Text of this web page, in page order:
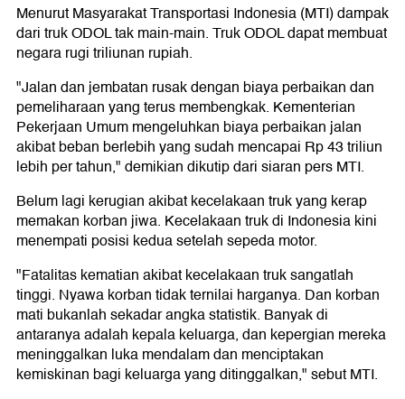
Menurut Masyarakat Transportasi Indonesia (MTI) dampak
dari truk ODOL tak main-main. Truk ODOL dapat membuat
negara rugi triliunan rupiah.
"Jalan dan jembatan rusak dengan biaya perbaikan dan
pemeliharaan yang terus membengkak. Kementerian
Pekerjaan Umum mengeluhkan biaya perbaikan jalan
akibat beban berlebih yang sudah mencapai Rp 43 triliun
lebih per tahun," demikian dikutip dari siaran pers MTI.
Belum lagi kerugian akibat kecelakaan truk yang kerap
memakan korban jiwa. Kecelakaan truk di Indonesia kini
menempati posisi kedua setelah sepeda motor.
"Fatalitas kematian akibat kecelakaan truk sangatlah
tinggi. Nyawa korban tidak ternilai harganya. Dan korban
mati bukanlah sekadar angka statistik. Banyak di
antaranya adalah kepala keluarga, dan kepergian mereka
meninggalkan luka mendalam dan menciptakan
kemiskinan bagi keluarga yang ditinggalkan," sebut MTI.